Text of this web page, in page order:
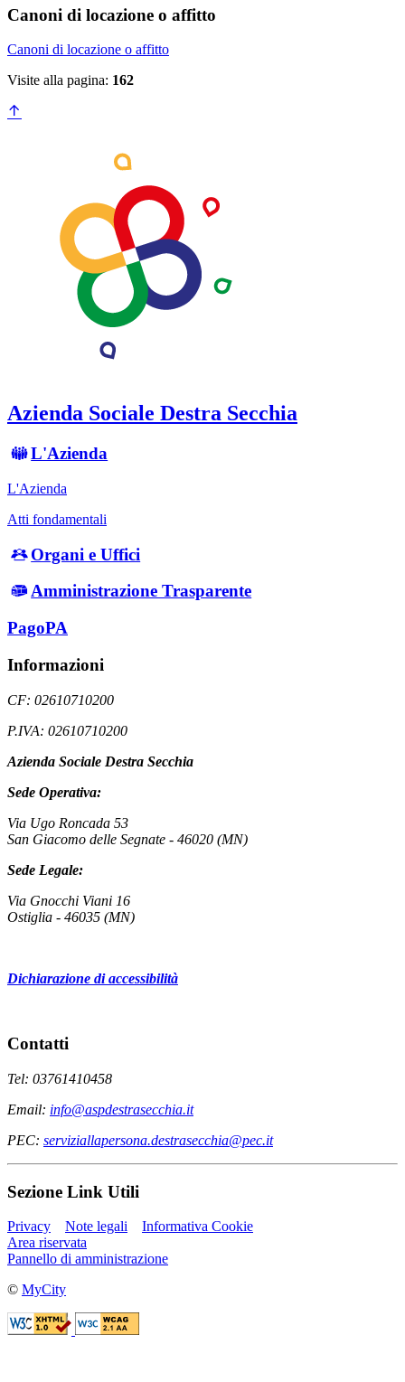
Canoni di locazione o affitto
Canoni di locazione o affitto
Visite alla pagina: 162
Azienda Sociale Destra Secchia
L'Azienda
L'Azienda
Atti fondamentali
Organi e Uffici
Amministrazione Trasparente
PagoPA
Informazioni
CF: 02610710200
P.IVA: 02610710200
Azienda Sociale Destra Secchia
Sede Operativa:
Via Ugo Roncada 53
San Giacomo delle Segnate - 46020 (MN)
Sede Legale:
Via Gnocchi Viani 16
Ostiglia - 46035 (MN)
Dichiarazione di accessibilità
Contatti
Tel: 03761410458
Email: info@aspdestrasecchia.it
PEC: serviziallapersona.destrasecchia@pec.it
Sezione Link Utili
Privacy Note legali
Informativa Cookie
Area riservata
Pannello di amministrazione
© MyCity